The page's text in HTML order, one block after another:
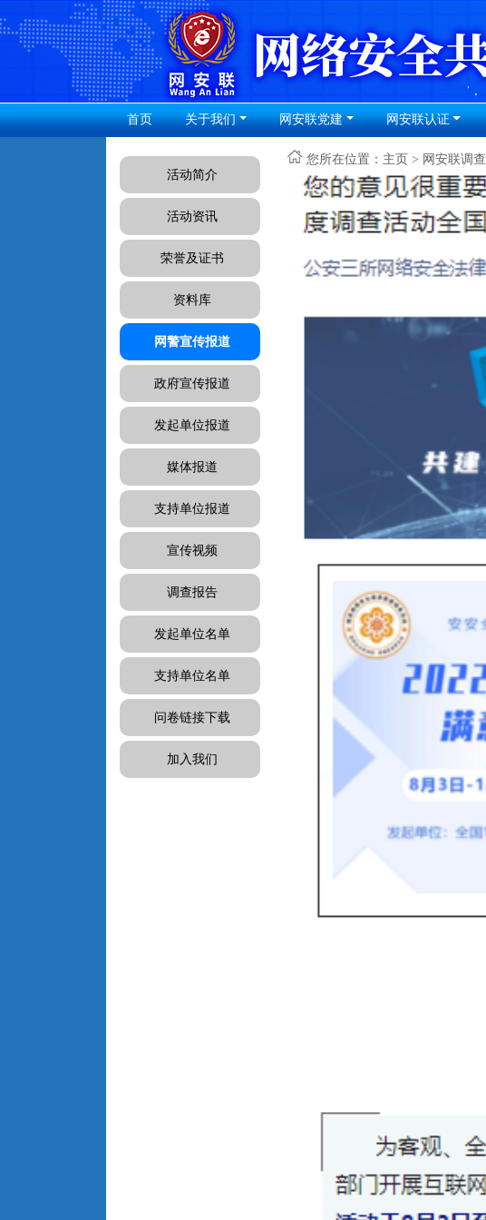
首页 关于我们 网安联党建 网安联认证
活动简介
活动资讯
荣誉及证书
资料库
网警宣传报道
政府宣传报道
发起单位报道
媒体报道
支持单位报道
宣传视频
调查报告
发起单位名单
支持单位名单
问卷链接下载
加入我们
您所在位置： 主页 > 网安联调查